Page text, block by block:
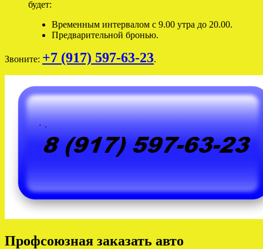
будет:
Временным интервалом с 9.00 утра до 20.00.
Предварительной бронью.
Звоните: +7 (917) 597-63-23.
Профсоюзная заказать авто